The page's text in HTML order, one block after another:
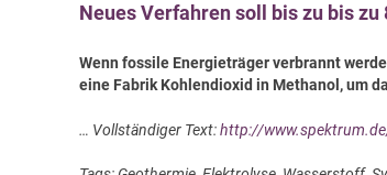
Neues Verfahren soll bis zu bis
Wenn fossile Energieträger verbrannt
eine Fabrik Kohlendioxid in Methanol, um
… Vollständiger Text:http://